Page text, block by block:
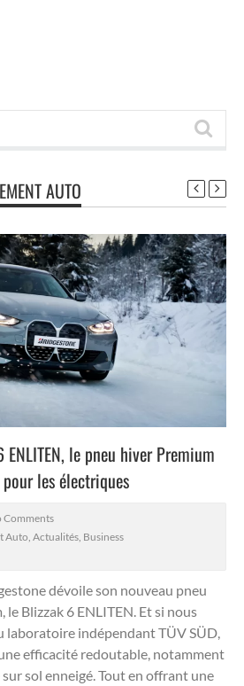
AUTO
le pneu hiver Premium
les électriques
Comments
Auto Actualités Business
dévoile son nouveau pneu
Blizzak 6 ENLITEN. Et si nous
laboratoire indépendant TÜV SÜD,
efficacité redoutable, notamment
sol enneigé. Tout en offrant une